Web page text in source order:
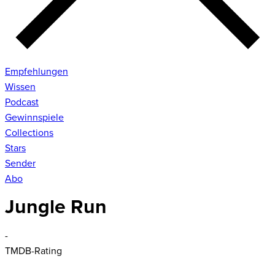
Empfehlungen
Wissen
Podcast
Gewinnspiele
Collections
Stars
Sender
Abo
Jungle Run
-
TMDB-Rating